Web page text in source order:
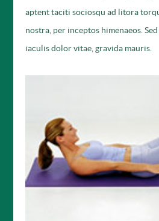
aptent taciti sociosqu ad litora
nostra, per inceptos himenaeos.
iaculis dolor vitae, gravida mauris.